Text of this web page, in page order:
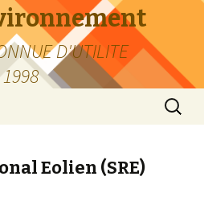
D'UTILITE
Eolien (SRE)